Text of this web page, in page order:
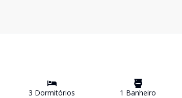
3 Dormitórios 1 Banheiro